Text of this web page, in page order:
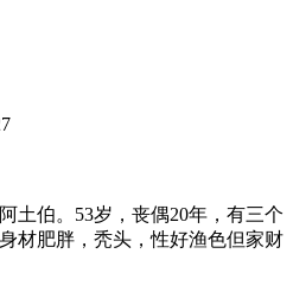
伯。53岁，丧偶20年，有三个
材肥胖，秃头，性好渔色但家财